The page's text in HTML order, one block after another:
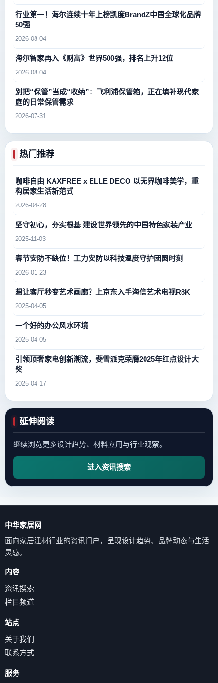
行业第一！海尔连续十年上榜凯度BrandZ中国全球化品牌
50强
2026-08-04
海尔智家再入《财富》世界500强，排名上升12位
2026-08-04
别把“保管”当成“收纳”：飞利浦保管箱，正在填补现代家
庭的日常保管需求
2026-07-31
热门推荐
咖啡自由 KAXFREE x ELLE DECO 以无界咖啡美学，重
构居家生活新范式
2026-04-28
坚守初心，夯实根基 建设世界领先的中国特色家装产业
2025-11-03
春节安防不缺位！王力安防以科技温度守护团圆时刻
2026-01-23
想让客厅秒变艺术画廊？上京东入手海信艺术电视R8K
2025-04-05
一个好的办公风水环境
2025-04-05
引领顶奢家电创新潮流，斐雪派克荣膺2025年红点设计大
奖
2025-04-17
延伸阅读
继续浏览更多设计趋势、材料应用与行业观察。
进入资讯搜索
中华家居网
面向家居建材行业的资讯门户，呈现设计趋势、品牌动态与生活
灵感。
内容
资讯搜索
栏目频道
站点
关于我们
联系方式
服务